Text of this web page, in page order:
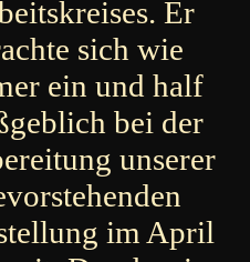
Er
sich wie
ein und half
bei der
unserer
im April